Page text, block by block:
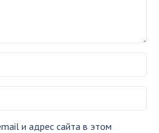
и адрес сайта в этом